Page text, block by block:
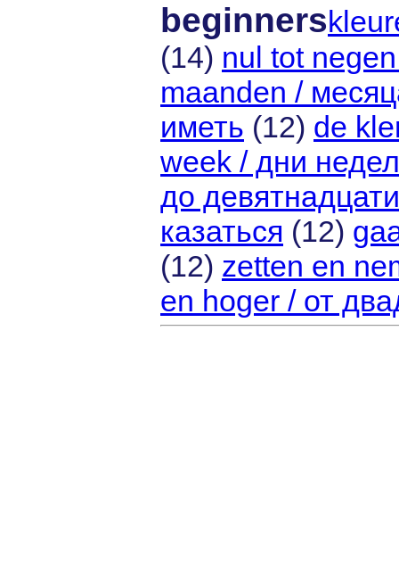
beginners
(14) nul tot
maanden /
иметь (12) de
week / дни
до девятнадцати
казаться (12)
(12) zetten en
en hoger / от